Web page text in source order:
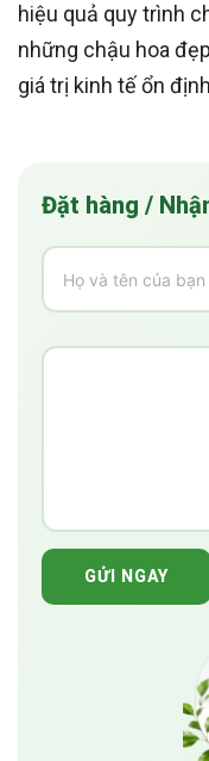
hiệu quả quy trình
những chậu hoa
giá trị kinh tế ổn
Đặt hàng /
GỬI NGAY